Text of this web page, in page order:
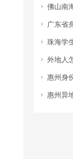
佛山南
广东省
珠海学
外地人
惠州身
惠州异